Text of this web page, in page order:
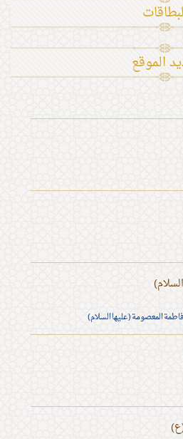
الموقع
المعصومة (عليها السلام)